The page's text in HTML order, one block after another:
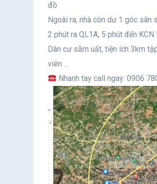
đồ
Ngoài ra, nhà còn dư 1 góc sân
2 phút ra QL1A, 5 phút đến
Dân cư sầm uất, tiện ích 3km
viên …
Nhanh tay call ngay: 0906